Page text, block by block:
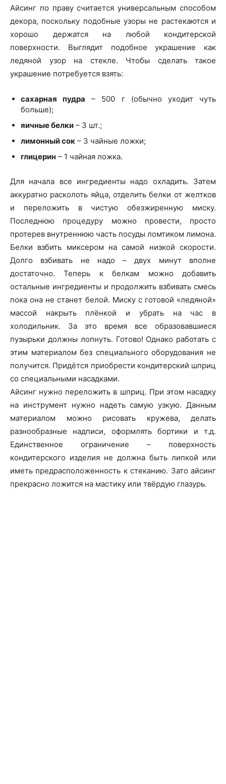
Айсинг по праву считается универсальным способом
декора, поскольку подобные узоры не растекаются и
хорошо держатся на любой кондитерской
поверхности. Выглядит подобное украшение как
ледяной узор на стекле. Чтобы сделать такое
украшение потребуется взять:
сахарная пудра – 500 г (обычно уходит чуть
больше);
яичные белки – 3 шт.;
лимонный сок – 3 чайные ложки;
глицерин – 1 чайная ложка.
Для начала все ингредиенты надо охладить. Затем
аккуратно расколоть яйца, отделить белки от желтков
и переложить в чистую обезжиренную миску.
Последнюю процедуру можно провести, просто
протерев внутреннюю часть посуды ломтиком лимона.
Белки взбить миксером на самой низкой скорости.
Долго взбивать не надо – двух минут вполне
достаточно. Теперь к белкам можно добавить
остальные ингредиенты и продолжить взбивать смесь
пока она не станет белой. Миску с готовой «ледяной»
массой накрыть плёнкой и убрать на час в
холодильник. За это время все образовавшиеся
пузырьки должны лопнуть. Готово! Однако работать с
этим материалом без специального оборудования не
получится. Придётся приобрести кондитерский шприц
со специальными насадками.
Айсинг нужно переложить в шприц. При этом насадку
на инструмент нужно надеть самую узкую. Данным
материалом можно рисовать кружева, делать
разнообразные надписи, оформлять бортики и т.д.
Единственное ограничение – поверхность
кондитерского изделия не должна быть липкой или
иметь предрасположенность к стеканию. Зато айсинг
прекрасно ложится на мастику или твёрдую глазурь.